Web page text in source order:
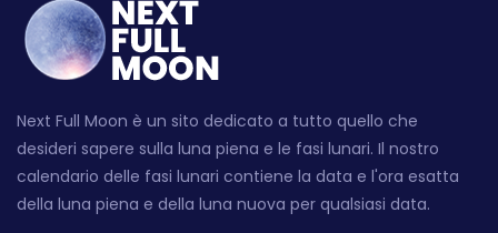
Next Full Moon è un sito dedicato a tutto quello che
desideri sapere sulla luna piena e le fasi lunari. Il nostro
calendario delle fasi lunari contiene la data e l'ora esatta
della luna piena e della luna nuova per qualsiasi data.